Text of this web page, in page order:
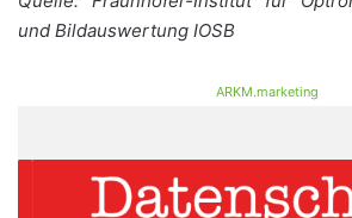
und Bildauswertung IOSB
ARKM.marketing